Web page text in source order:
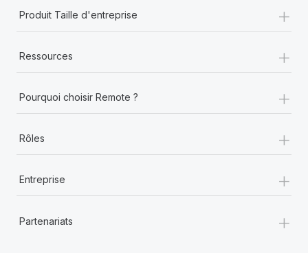
Produit Taille d'entreprise +
Ressources +
Pourquoi choisir Remote ? +
Rôles +
Entreprise +
Partenariats +